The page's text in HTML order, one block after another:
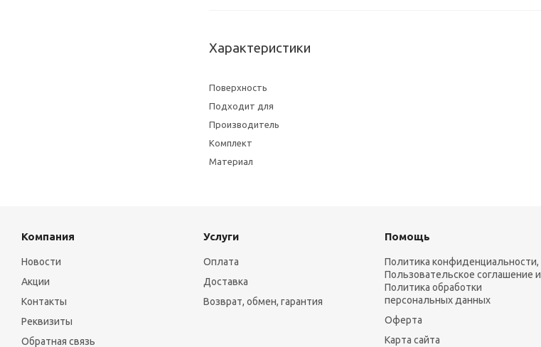
Характеристики
Поверхность
Подходит для
Производитель
Комплект
Материал
Компания
Новости
Акции
Контакты
Реквизиты
Обратная связь
Услуги
Оплата
Доставка
Возврат, обмен, гарантия
Помощь
Политика конфиденциальности,
Пользовательское соглашение и
Политика обработки
персональных данных
Оферта
Карта сайта